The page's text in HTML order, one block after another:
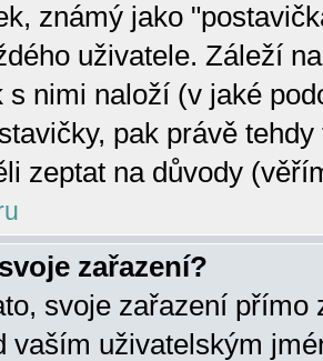
známý jako
uživatele. Záleží
s nimi naloží (v jaké
pak právě
zeptat na důvody
zařazení?
svoje zařazení přímo
vaším uživatelským